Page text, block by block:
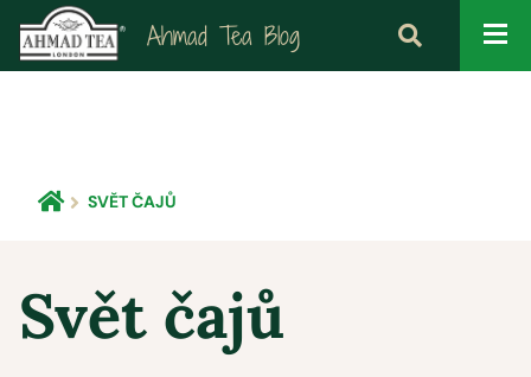
Ahmad Tea Blog
SVĚT ČAJŮ
Svět čajů